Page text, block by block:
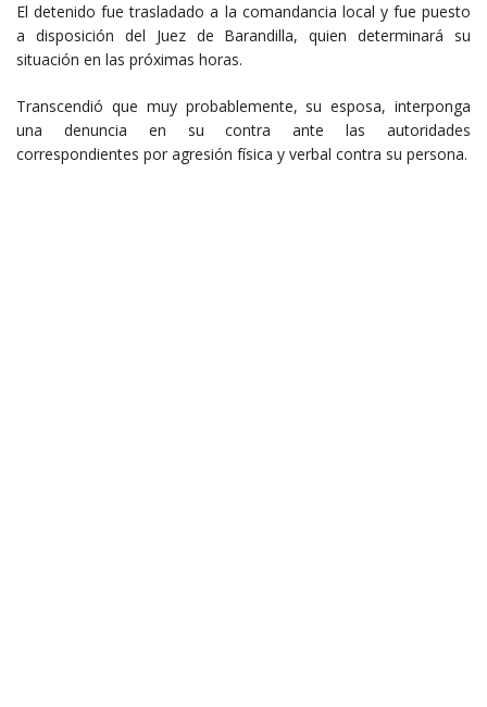
El detenido fue trasladado a la comandancia local y fue puesto
a disposición del Juez de Barandilla, quien determinará su
situación en las próximas horas.
Transcendió que muy probablemente, su esposa, interponga
una denuncia en su contra ante las autoridades
correspondientes por agresión física y verbal contra su persona.